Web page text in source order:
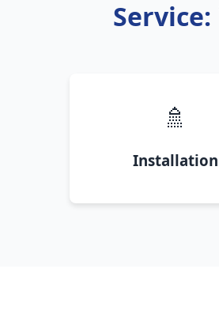
🚿
Installation